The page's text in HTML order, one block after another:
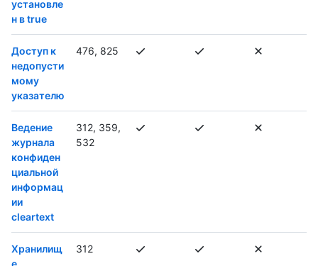
установле
н в true
Доступ к
недопусти
мому
указателю
476, 825
Ведение
журнала
конфиден
циальной
информац
ии
cleartext
312, 359,
532
Хранилищ
312